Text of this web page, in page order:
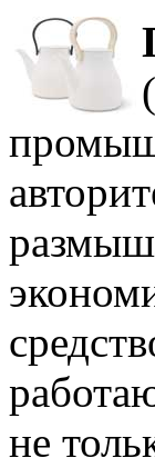
не